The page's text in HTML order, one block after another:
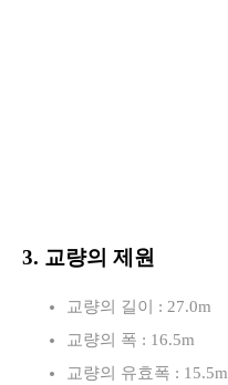
3. 교량의 제원
교량의 길이 : 27.0m
교량의 폭 : 16.5m
교량의 유효폭 : 15.5m